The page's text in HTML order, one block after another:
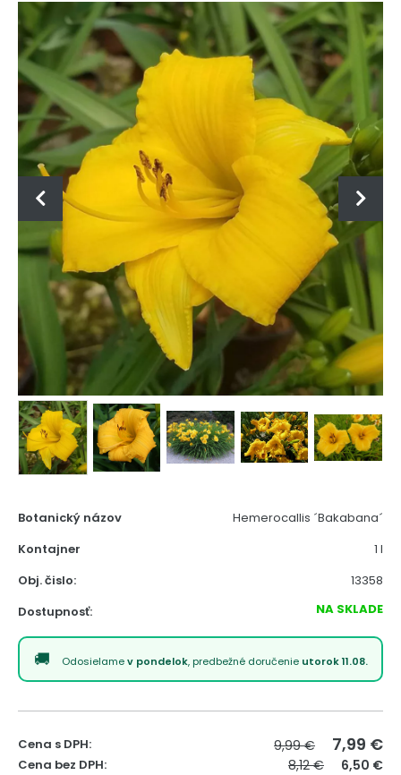
Botanický názov
Hemerocallis ´Bakabana´
Kontajner
1 l
Obj. čislo:
13358
Dostupnosť:
NA SKLADE
Odosielamev pondelok, predbežné doručenie utorok 11.08.
Cena s DPH: 9,99 € 7,99 €
Cena bez DPH: 8,12 € 6,50 €